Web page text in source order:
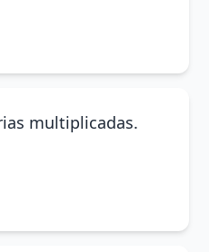
multiplicadas.